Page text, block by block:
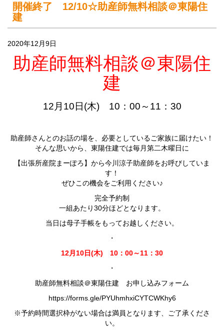
開催終了 12/10☆助産師無料相談＠東陽住
建
2020年12月9日
助産師無料相談＠東陽住
建
12月10日(木) 10：00～11：30
助産師さんとのお話の場を、必要としているご家族に届けたい！
そんな思いから、東陽住建では毎月第二木曜日に
【出張所産院まーぽろ】から今川涼子助産師をお呼びしていま
す！
ぜひこの機会をご利用ください♪
完全予約制
一組あたり30分ほどとなります。
当日は母子手帳をもってお越しください。
・
12月10日(木) 10：00～11：30
・
助産師無料相談＠東陽住建 お申し込みフォーム
https://forms.gle/PYUhmhxiCYTCWKhy6
※予約時間選択枠がない場合は満員となります、ご了承くださ
い。